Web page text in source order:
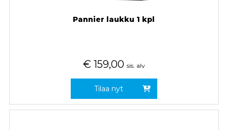
Pannier laukku 1 kpl
€ 159,00 sis. alv
Tilaa nyt